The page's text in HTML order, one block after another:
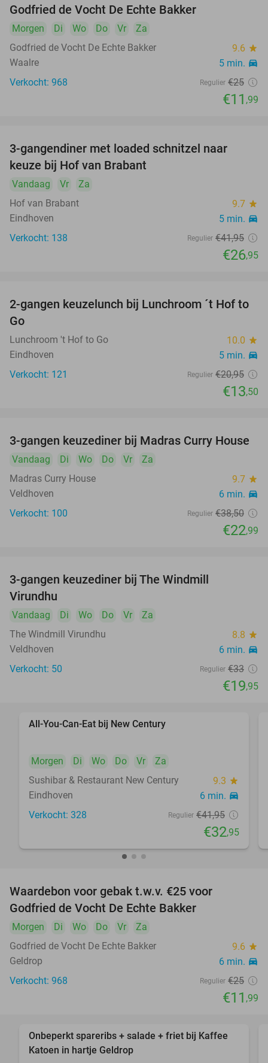
Godfried de Vocht De Echte Bakker
Morgen Di Wo Do Vr
Za
Godfried de Vocht De Echte Bakker
9.6 star
Waalre 5 min. directions_car
Verkocht: 968 Regulier €25
€11 ,99
3-gangendiner met loaded schnitzel naar
keuze bij Hof van Brabant
Vandaag Vr
Za
Hof van Brabant
9.7 star
Eindhoven 5 min. directions_car
Verkocht: 138 Regulier €41,95
€26,95
36%
2-gangen keuzelunch bij Lunchroom ´t Hof to
Go
Lunchroom 't Hof to Go 10.0 star
Eindhoven 5 min. directions_car
Verkocht: 121 Regulier €20,95
€13,50
40%
3-gangen keuzediner bij Madras Curry House
Vandaag Di Wo Do Vr
Za
Madras Curry House
9.7 star
Veldhoven 6 min. directions_car
Verkocht: 100 Regulier €38,50
€22,99
3-gangen keuzediner bij The Windmill
Virundhu
Vandaag Di Wo Do Vr
Za
The Windmill Virundhu
8.8 star
Veldhoven 6 min. directions_car
Verkocht: 50 Regulier €33
€19,95
All-You-Can-Eat bij New Century
Morgen Di Wo Do Vr
Za
Sushibar & Restaurant New Century
9.3 star
Eindhoven 6 min. directions_car
Verkocht: 328 Regulier €41,95
€32,95
Waardebon voor gebak t.w.v. €25 voor
Godfried de Vocht De Echte Bakker
Morgen Di Wo Do Vr
Za
Godfried de Vocht De Echte Bakker
9.6 star
Geldrop 6 min. directions_car
Verkocht: 968 Regulier €25
€11 ,99
27%
Onbeperkt spareribs + salade + friet bij Kaffee
Katoen in hartje Geldrop